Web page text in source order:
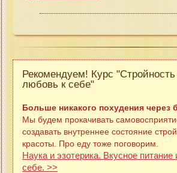
Рекомендуем! Курс "Стройность
любовь к себе"
Больше никакого похудения через
Мы будем прокачивать
создавать внутреннее состояние
красоты. Про еду тоже поговорим.
Наука и эзотерика. Вкусное
себе. >>